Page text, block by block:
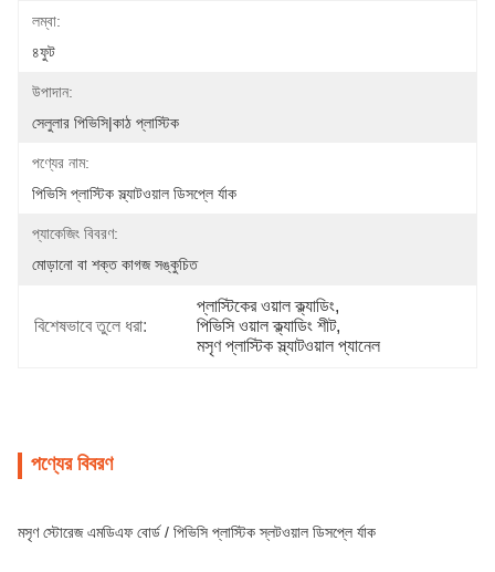
লম্বা:
৪ফুট
উপাদান:
সেলুলার পিভিসি|কাঠ প্লাস্টিক
পণ্যের নাম:
পিভিসি প্লাস্টিক স্ল্যাটওয়াল ডিসপ্লে র্যাক
প্যাকেজিং বিবরণ:
মোড়ানো বা শক্ত কাগজ সঙ্কুচিত
বিশেষভাবে তুলে ধরা:
প্লাস্টিকের ওয়াল ক্ল্যাডিং,
পিভিসি ওয়াল ক্ল্যাডিং শীট,
মসৃণ প্লাস্টিক স্ল্যাটওয়াল প্যানেল
পণ্যের বিবরণ
মসৃণ স্টোরেজ এমডিএফ বোর্ড / পিভিসি প্লাস্টিক স্লটওয়াল ডিসপ্লে র্যাক